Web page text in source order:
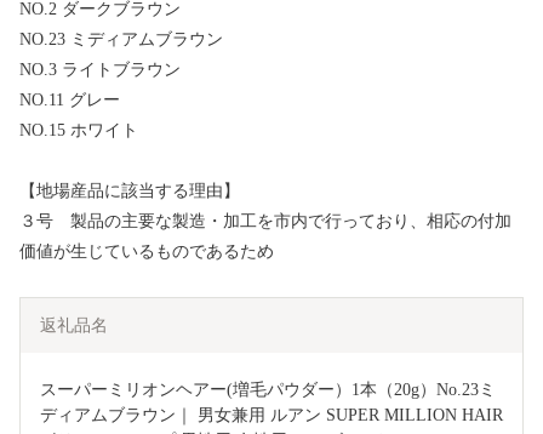
NO.2 ダークブラウン
NO.23 ミディアムブラウン
NO.3 ライトブラウン
NO.11 グレー
NO.15 ホワイト
【地場産品に該当する理由】
３号 製品の主要な製造・加工を市内で行っており、相応の付加
価値が生じているものであるため
返礼品名
スーパーミリオンヘアー(増毛パウダー）1本（20g）No.23ミ
ディアムブラウン｜ 男女兼用 ルアン SUPER MILLION HAIR